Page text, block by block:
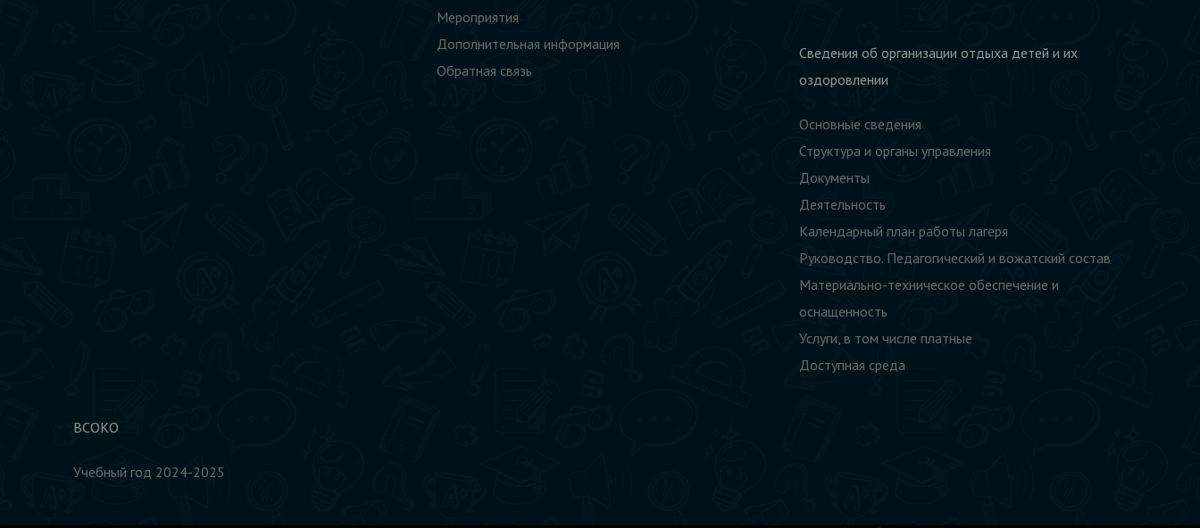
Мероприятия
Дополнительная информация
Обратная связь
Сведения об организации отдыха детей и их
оздоровлении
Основные сведения
Структура и органы управления
Документы
Деятельность
Календарный план работы лагеря
Руководство. Педагогический и вожатский состав
Материально-техническое обеспечение и
оснащенность
Услуги, в том числе платные
Доступная среда
ВСОКО
Учебный год 2024-2025